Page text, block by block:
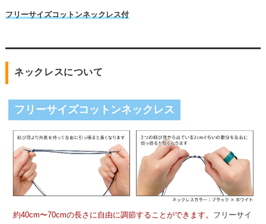
フリーサイズコットンネックレス付
ネックレスについて
フリーサイズコットンネックレス
約40cm〜70cmの長さに自由に調節することができます。 フリーサイ